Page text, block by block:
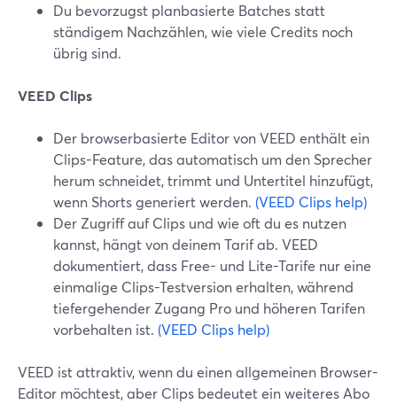
Du bevorzugst planbasierte Batches statt
ständigem Nachzählen, wie viele Credits noch
übrig sind.
VEED Clips
Der browserbasierte Editor von VEED enthält ein
Clips-Feature, das automatisch um den Sprecher
herum schneidet, trimmt und Untertitel hinzufügt,
wenn Shorts generiert werden. (VEED Clips help)
Der Zugriff auf Clips und wie oft du es nutzen
kannst, hängt von deinem Tarif ab. VEED
dokumentiert, dass Free- und Lite-Tarife nur eine
einmalige Clips-Testversion erhalten, während
tiefergehender Zugang Pro und höheren Tarifen
vorbehalten ist. (VEED Clips help)
VEED ist attraktiv, wenn du einen allgemeinen Browser-
Editor möchtest, aber Clips bedeutet ein weiteres Abo